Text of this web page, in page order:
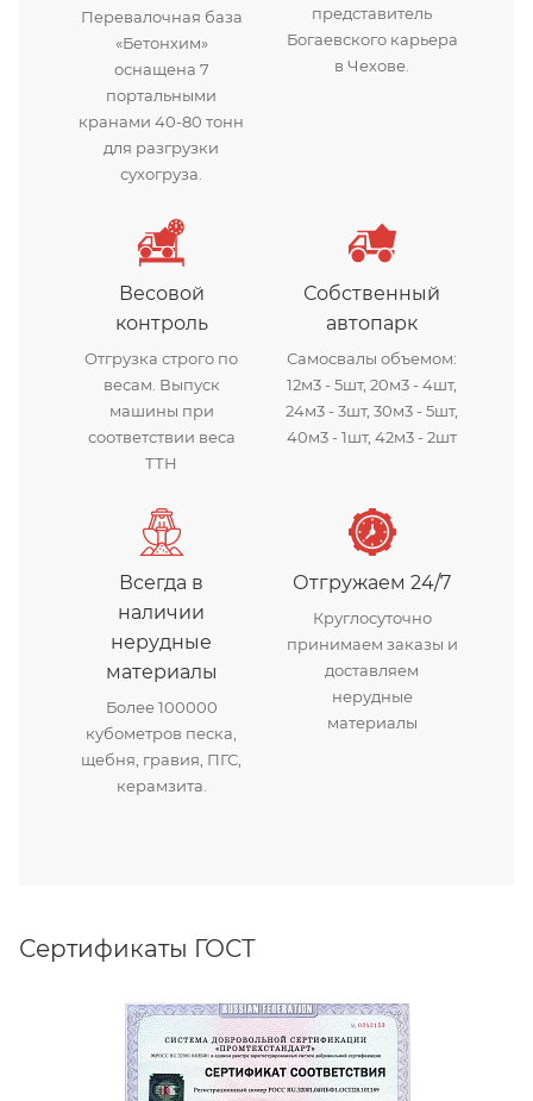
Перевалочная база
«Бетонхим»
оснащена 7
портальными
кранами 40-80 тонн
для разгрузки
сухогруза.
представитель
Богаевского карьера
в Чехове.
Весовой
контроль
Отгрузка строго по
весам. Выпуск
машины при
соответствии веса
ТТН
Собственный
автопарк
Самосвалы объемом:
12м3 - 5шт, 20м3 - 4шт,
24м3 - 3шт, 30м3 - 5шт,
40м3 - 1шт, 42м3 - 2шт
Всегда в
наличии
нерудные
материалы
Более 100000
кубометров песка,
щебня, гравия, ПГС,
керамзита.
Отгружаем 24/7
Круглосуточно
принимаем заказы и
доставляем
нерудные
материалы
Сертификаты ГОСТ